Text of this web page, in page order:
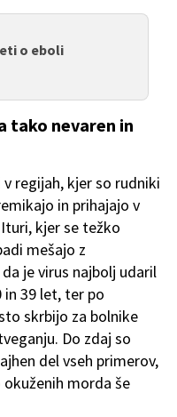
o eboli
tako nevaren in
regijah, kjer so rudniki
in prihajajo v
kjer se težko
mešajo z
je virus najbolj udaril
39 let, ter po
skrbijo za bolnike
Do zdaj so
del vseh primerov,
morda še